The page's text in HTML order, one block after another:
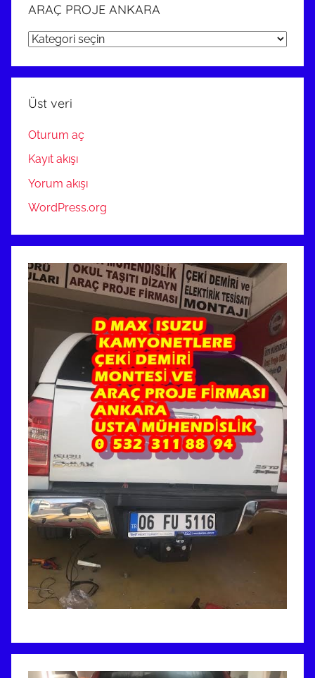
ARAÇ PROJE ANKARA
ARAÇ
ANKARA
Üst veri
Oturum aç
Kayıt akışı
Yorum akışı
WordPress.org